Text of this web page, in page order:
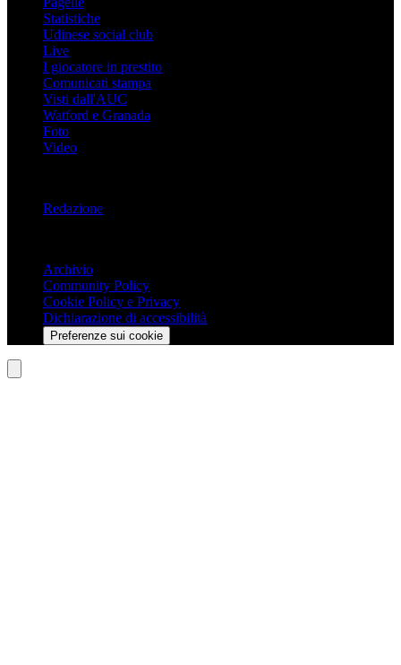
Statistiche
Udinese social club
Live
I giocatore in prestito
Comunicati stampa
Visti dall'AUC
Watford e Granada
Foto
Video
Redazione
Archivio
Community Policy
Cookie Policy e Privacy
Dichiarazione di accessibilità
Preferenze sui cookie